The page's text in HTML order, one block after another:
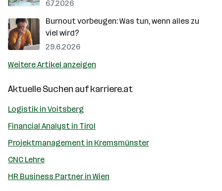
6.7.2026
Burnout vorbeugen: Was tun, wenn alles zu
viel wird?
29.6.2026
Weitere Artikel anzeigen
Aktuelle Suchen aufkarriere.at
Logistik in Voitsberg
Financial Analyst in Tirol
Projektmanagement in Kremsmünster
CNC Lehre
HR Business Partner in Wien